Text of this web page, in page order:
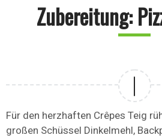
Zubereitung:
Für den herzhaften Crêpes Teig
großen Schüssel Dinkelmehl,